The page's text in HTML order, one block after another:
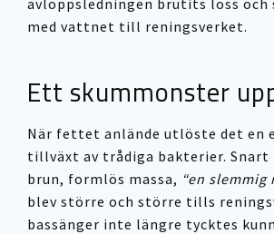
med vattnet till reningsverket.
Ett skummonster
När fettet anlände utlöste det en
tillväxt av trådiga bakterier. Snart
brun, formlös massa, “en
blev större och större tills
bassänger inte längre tycktes